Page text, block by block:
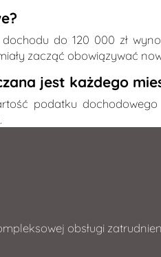
do 120 000 zł
zacząć obowiązywać
jest każdego
podatku
obsługi